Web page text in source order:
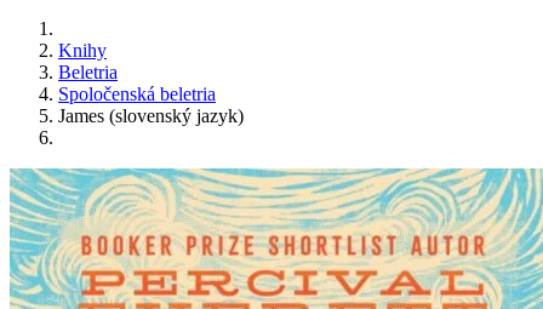
Knihy
Beletria
Spoločenská beletria
James (slovenský jazyk)